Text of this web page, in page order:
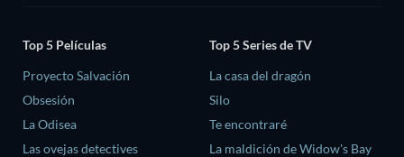
Top 5 Películas
Proyecto Salvación
Obsesión
La Odisea
Las ovejas detectives
Top 5 Series de TV
La casa del dragón
Silo
Te encontraré
La maldición de Widow's Bay